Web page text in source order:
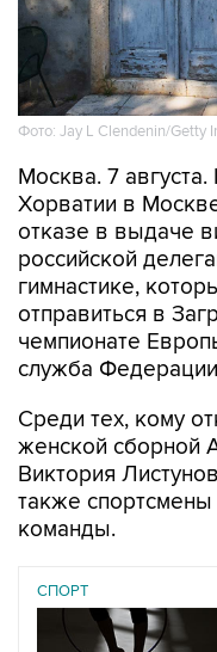
Фото: Jay L Clendenin/Getty
Москва. 7
Хорватии в
отказе в выдаче
российской
гимнастике,
отправиться в
чемпионате
служба
Среди тех, кому
женской сборной
Виктория
также
команды.
СПОРТ